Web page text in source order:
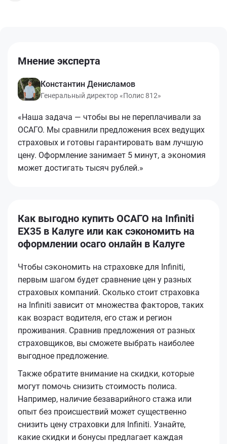
Мнение эксперта
Константин Денисламов
Генеральный директор «Полис 812»
«Наша задача — чтобы вы не переплачивали за
ОСАГО. Мы сравнили предложения всех ведущих
страховых и готовы гарантировать вам лучшую
цену. Оформление занимает 5 минут, а экономия
может достигать тысяч рублей.»
Как выгодно купить ОСАГО на Infiniti
EX35 в Калуге или как сэкономить на
оформлении осаго онлайн в Калуге
Чтобы сэкономить на страховке для Infiniti,
первым шагом будет сравнение цен у разных
страховых компаний. Сколько стоит страховка
на Infiniti зависит от множества факторов, таких
как возраст водителя, его стаж и регион
проживания. Сравнив предложения от разных
страховщиков, вы сможете выбрать наиболее
выгодное предложение.
Также обратите внимание на скидки, которые
могут помочь снизить стоимость полиса.
Например, наличие безаварийного стажа или
опыт без происшествий может существенно
снизить цену страховки для Infiniti. Узнайте,
какие скидки и бонусы предлагает каждая